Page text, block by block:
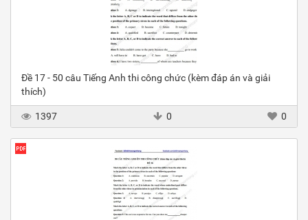
Đề 17 - 50 câu Tiếng Anh thi công chức (kèm đáp án và giải
thích)
1397 0 0